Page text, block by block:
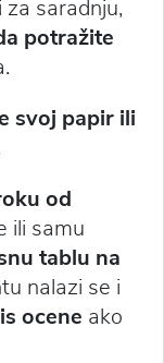
saradnju,
potražite
svoj papir ili
od
ili samu
tablu na
nalazi se i
ocene ako